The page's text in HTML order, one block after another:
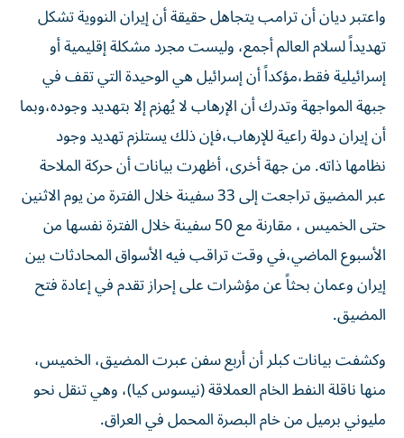
واعتبر ديان أن ترامب يتجاهل حقيقة أن إيران النووية تشكل
تهديداً لسلام العالم أجمع، وليست مجرد مشكلة إقليمية أو
إسرائيلية فقط،مؤكداً أن إسرائيل هي الوحيدة التي تقف في
جبهة المواجهة وتدرك أن الإرهاب لا يُهزم إلا بتهديد وجوده،وبما
أن إيران دولة راعية للإرهاب،فإن ذلك يستلزم تهديد وجود
نظامها ذاته. من جهة أخرى، أظهرت بيانات أن حركة الملاحة
عبر المضيق تراجعت إلى 33 سفينة خلال الفترة من يوم الاثنين
حتى الخميس ، مقارنة مع 50 سفينة خلال الفترة نفسها من
الأسبوع الماضي،​في وقت تراقب فيه الأسواق المحادثات بين
إيران وعمان بحثاً ‌عن مؤشرات على إحراز ‌تقدم في إعادة فتح
المضيق.
وكشفت بيانات كبلر أن أربع سفن عبرت المضيق، الخميس،
منها ناقلة النفط الخام العملاقة (نيسوس ‌كيا)، وهي تنقل نحو
مليوني برميل من خام البصرة المحمل في العراق.